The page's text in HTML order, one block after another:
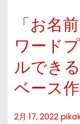
「お名
ワード
ルでき
ベース
2月 17, 2022